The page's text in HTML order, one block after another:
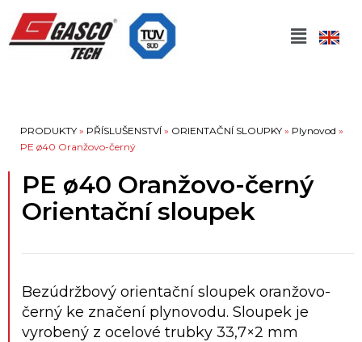
PRODUKTY » PŘÍSLUŠENSTVÍ» ORIENTAČNÍ SLOUPKY » Plynovod »
PE ø40 Oranžovo-černý
PE ø40 Oranžovo-černý
Orientační sloupek
Bezúdržbový orientační sloupek oranžovo-
černý ke značení plynovodu. Sloupek je
vyrobený z ocelové trubky 33,7×2 mm